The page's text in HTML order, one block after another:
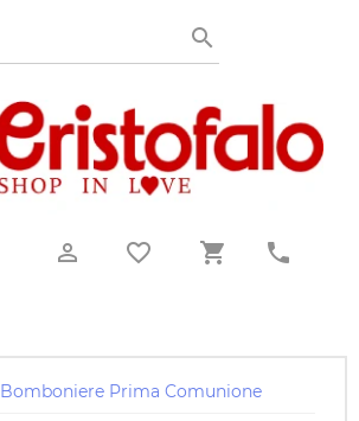
Bomboniere Prima Comunione